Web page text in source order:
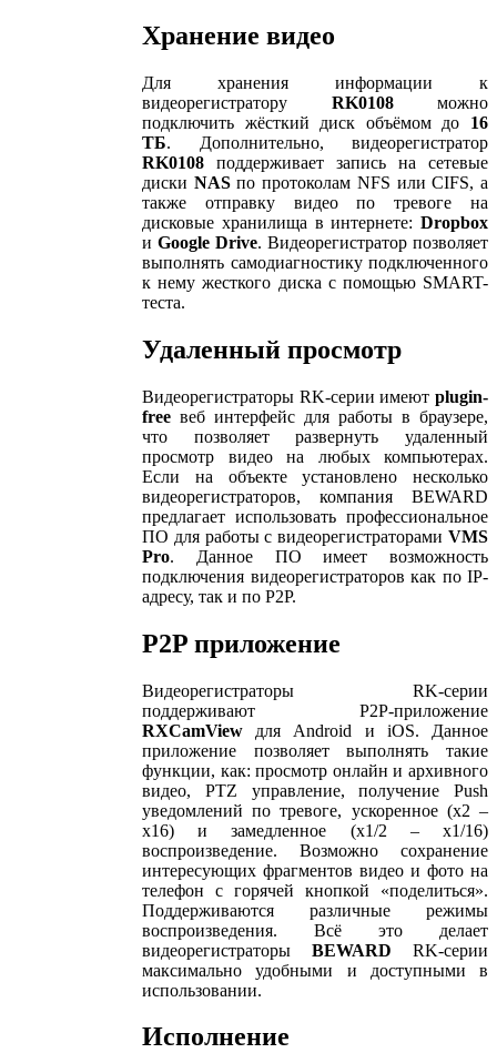
Хранение видео
Для хранения информации к
видеорегистратору RK0108 можно
подключить жёсткий диск объёмом до 16
ТБ. Дополнительно, видеорегистратор
RK0108 поддерживает запись на сетевые
диски NASпо протоколам NFS или CIFS, а
также отправку видео по тревоге на
дисковые хранилища в интернете: Dropbox
и Google Drive. Видеорегистратор позволяет
выполнять самодиагностику подключенного
к нему жесткого диска с помощью SMART-
теста.
Удаленный просмотр
Видеорегистраторы RK-серии имеют plugin-
free веб интерфейс для работы в браузере,
что позволяет развернуть удаленный
просмотр видео на любых компьютерах.
Если на объекте установлено несколько
видеорегистраторов, компания BEWARD
предлагает использовать профессиональное
ПО для работы с видеорегистраторами VMS
Pro. Данное ПО имеет возможность
подключения видеорегистраторов как по IP-
адресу, так и по P2P.
P2P приложение
Видеорегистраторы RK-серии
поддерживают P2P-приложение
RXCamView для Android и iOS. Данное
приложение позволяет выполнять такие
функции, как: просмотр онлайн и архивного
видео, PTZ управление, получение Push
уведомлений по тревоге, ускоренное (x2 –
x16) и замедленное (x1/2 – x1/16)
воспроизведение. Возможно сохранение
интересующих фрагментов видео и фото на
телефон с горячей кнопкой «поделиться».
Поддерживаются различные режимы
воспроизведения. Всё это делает
видеорегистраторы BEWARD RK-серии
максимально удобными и доступными в
использовании.
Исполнение